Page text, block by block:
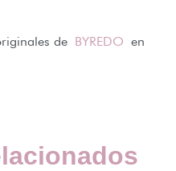
de BYREDO en